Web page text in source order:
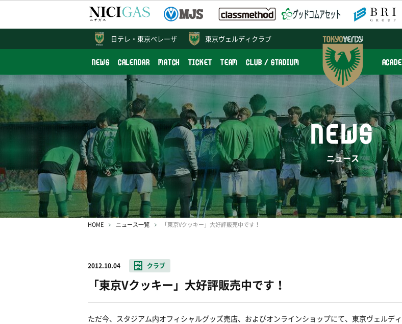
東京ヴェルディクラブ
NEWS CALENDAR MATCH TICKET TEAM CLUB / STADIUM
日テレ・ 東京ベレーザ
NEWS
ニュース
HOME ニュース一覧 「東京Vクッキー」大好評販売中です！
2012.10.04 クラブ
「東京Vクッキー」大好評販売中です！
ただ今、スタジアム内オフィシャルグッズ売店、およびオンラインショップにて、東京ヴェルデ